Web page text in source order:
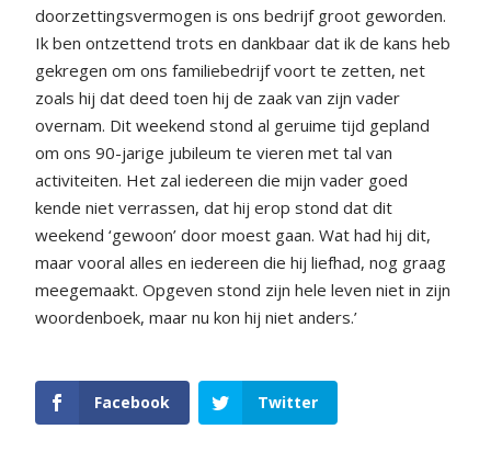
doorzettingsvermogen is ons bedrijf groot geworden.
Ik ben ontzettend trots en dankbaar dat ik de kans heb
gekregen om ons familiebedrijf voort te zetten, net
zoals hij dat deed toen hij de zaak van zijn vader
overnam. Dit weekend stond al geruime tijd gepland
om ons 90-jarige jubileum te vieren met tal van
activiteiten. Het zal iedereen die mijn vader goed
kende niet verrassen, dat hij erop stond dat dit
weekend ‘gewoon’ door moest gaan. Wat had hij dit,
maar vooral alles en iedereen die hij liefhad, nog graag
meegemaakt. Opgeven stond zijn hele leven niet in zijn
woordenboek, maar nu kon hij niet anders.’
Facebook Twitter